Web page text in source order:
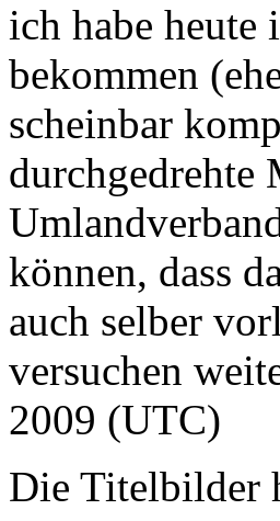
ich habe heute
bekommen
scheinbar
durchgedrehte
können, dass
auch selber
versuchen
2009 (UTC)
Die Titelbilder